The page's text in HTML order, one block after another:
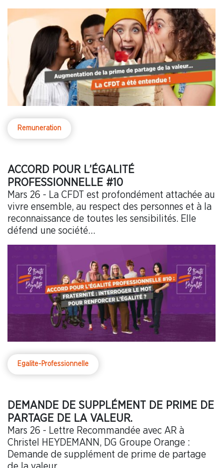
Remuneration
ACCORD POUR L’ÉGALITÉ
PROFESSIONNELLE #10
Mars 26 - La CFDT est profondément attachée au
vivre ensemble, au respect des personnes et à la
reconnaissance de toutes les sensibilités. Elle
défend une société…
Egalite-Professionnelle
DEMANDE DE SUPPLÉMENT DE PRIME DE
PARTAGE DE LA VALEUR.
Mars 26 - Lettre Recommandée avec AR à
Christel HEYDEMANN, DG Groupe Orange :
Demande de supplément de prime de partage